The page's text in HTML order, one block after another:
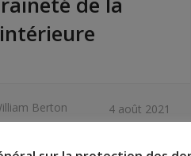
Berton 4 août 2021